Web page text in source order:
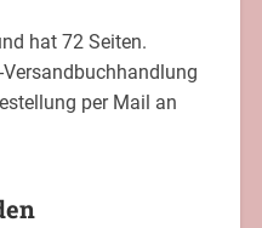
hat 72 Seiten.
per Mail an